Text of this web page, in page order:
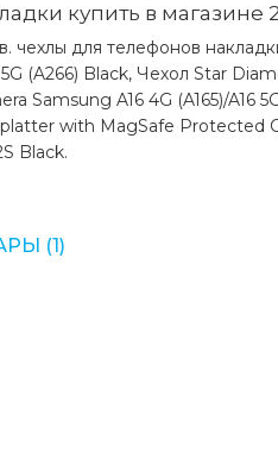
купить в магазине
чехлы для телефонов
(A266) Black, Чехол Star
Samsung A16 4G (A165)/
with MagSafe Protected
Black.
(1)